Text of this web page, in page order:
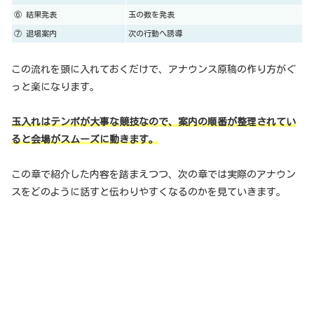
⑥ 結果発表 玉の数を発表
⑦ 退場案内 次の行動へ誘導
この流れを頭に入れておくだけで、アナウンス原稿の作り方がぐ
っと楽になります。
玉入れはテンポが大事な競技なので、案内の順番が整理されてい
ると会場がスムーズに動きます。
この章で紹介した内容を踏まえつつ、次の章では実際のアナウン
スをどのように話すと伝わりやすくなるのかを見ていきます。